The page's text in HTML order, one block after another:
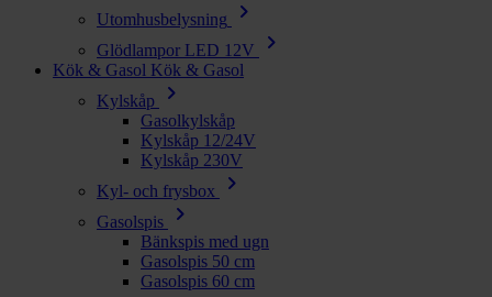
Utomhusbelysning chevron_right
Glödlampor LED 12V chevron_right
Kök & Gasol Kök & Gasol
Kylskåp
chevron_right
Gasolkylskåp
Kylskåp 12/24V
Kylskåp 230V
Kyl- och frysbox
chevron_right
Gasolspis chevron_right
Bänkspis med ugn
Gasolspis 50 cm
Gasolspis 60 cm